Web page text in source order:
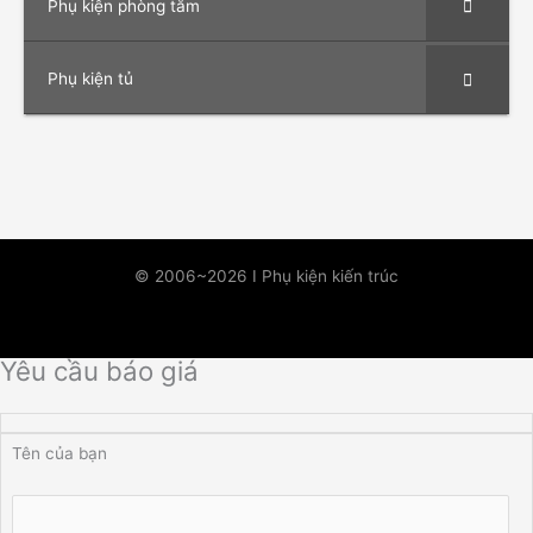
Phụ kiện phòng tắm
Phụ kiện tủ
© 2006~2026 I Phụ kiện kiến trúc
Yêu cầu báo giá
Tên của bạn